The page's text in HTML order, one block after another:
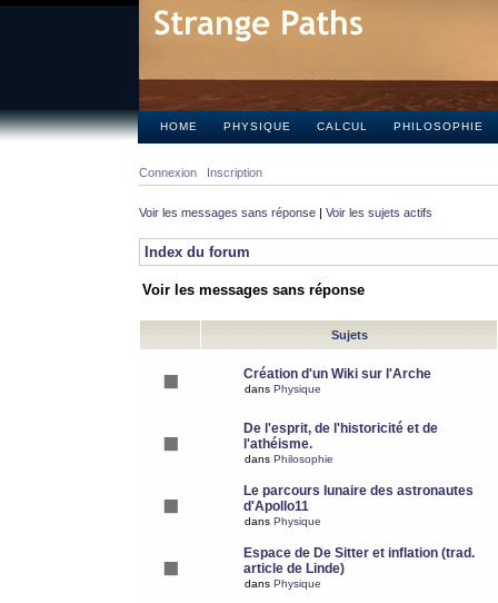
HOME PHYSIQUE CALCUL PHILOSOPHIE
Connexion Inscription
Voir les messages sans réponse | Voir les sujets actifs
Index du forum
Voir les messages sans réponse
Sujets
Création d'un Wiki sur l'Arche
dans Physique
De l'esprit, de l'historicité et de
l'athéisme.
dans Philosophie
Le parcours lunaire des astronautes
d'Apollo11
dans Physique
Espace de De Sitter et inflation (trad.
article de Linde)
dans Physique